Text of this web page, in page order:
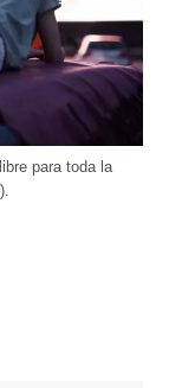
para toda la